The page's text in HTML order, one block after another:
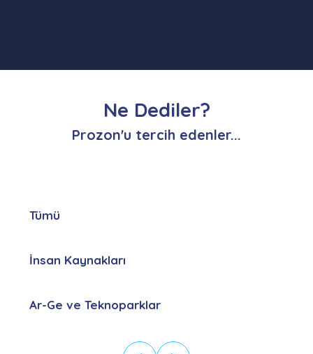
Ne Dediler?
Prozon'u tercih edenler...
Tümü
İnsan Kaynakları
Ar-Ge ve Teknoparklar